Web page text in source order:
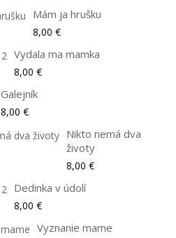
Mám ja hrušku
8,00 €
Vydala ma mamka
8,00 €
Galejník
8,00 €
Nikto nemá dva
životy
8,00 €
Dedinka v údolí
8,00 €
Vyznanie mame